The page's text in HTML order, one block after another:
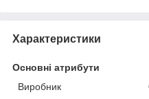
Характеристики
Основні атрибути
Виробник